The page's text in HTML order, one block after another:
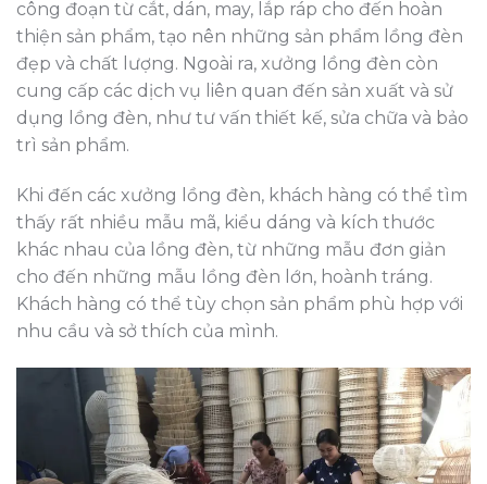
công đoạn từ cắt, dán, may, lắp ráp cho đến hoàn
thiện sản phẩm, tạo nên những sản phẩm lồng đèn
đẹp và chất lượng. Ngoài ra, xưởng lồng đèn còn
cung cấp các dịch vụ liên quan đến sản xuất và sử
dụng lồng đèn, như tư vấn thiết kế, sửa chữa và bảo
trì sản phẩm.
Khi đến các xưởng lồng đèn, khách hàng có thể tìm
thấy rất nhiều mẫu mã, kiểu dáng và kích thước
khác nhau của lồng đèn, từ những mẫu đơn giản
cho đến những mẫu lồng đèn lớn, hoành tráng.
Khách hàng có thể tùy chọn sản phẩm phù hợp với
nhu cầu và sở thích của mình.